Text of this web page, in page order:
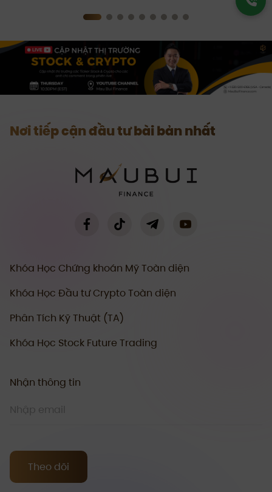
Nơi tiếp cận đầu tư bài bản nhất
Khóa Học Chứng khoán Mỹ Toàn diện
Khóa Học Đầu tư Crypto Toàn diện
Phân Tích Kỹ Thuật (TA)
Khóa Học Stock Future Trading
Nhận thông tin
Theo dõi